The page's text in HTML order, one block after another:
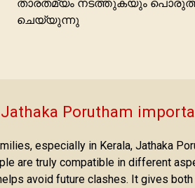
താരതമ്യം നടത്തുകയും
ചെയ്യുന്നു
Porutham
especially in Kerala, Jathaka
are truly compatible in different
avoid future clashes. It gives